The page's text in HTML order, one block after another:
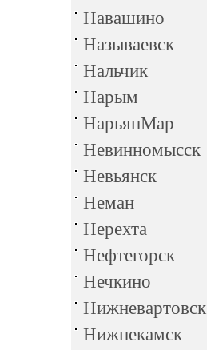
Навашино
Называевск
Нальчик
Нарым
НарьянМар
Невинномысск
Невьянск
Неман
Нерехта
Нефтегорск
Нечкино
Нижневартовск
Нижнекамск